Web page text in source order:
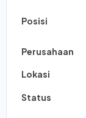
Posisi
Perusahaan
Lokasi
Status